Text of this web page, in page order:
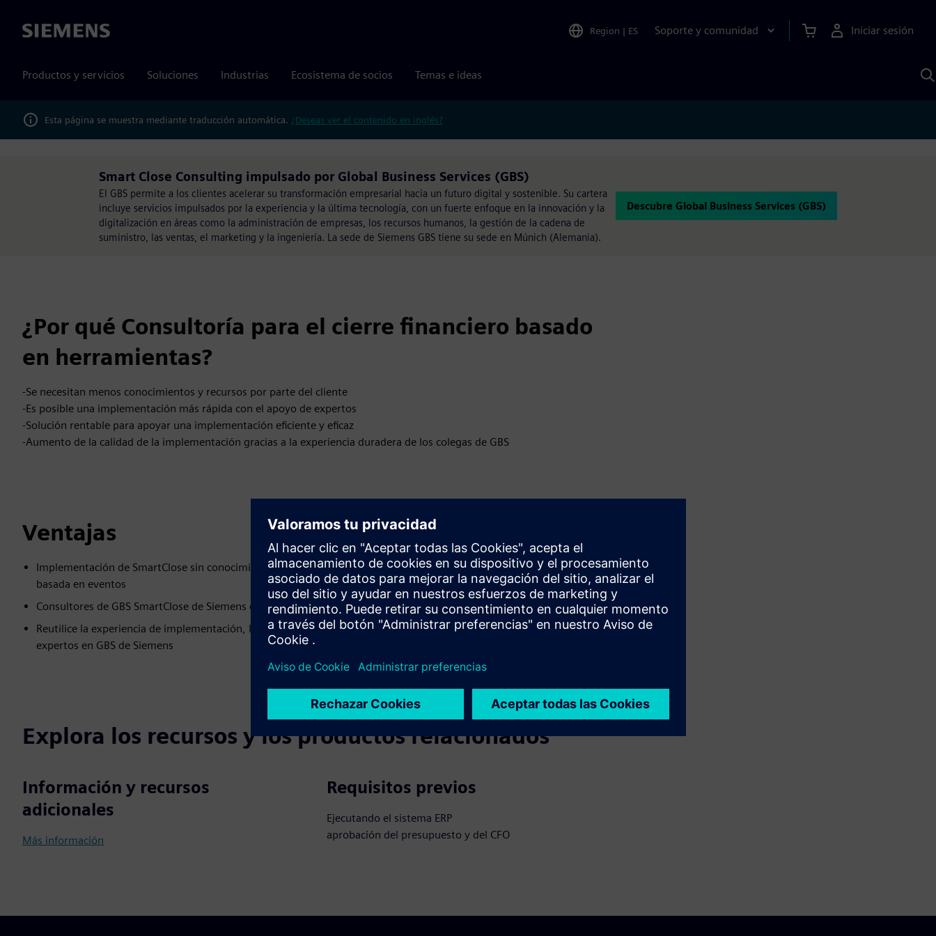
Siemens Region | ES Soporte y comunidad Iniciar sesión
Productos y servicios Soluciones Industrias Ecosistema de socios Temas e ideas
Esta página se muestra mediante traducción automática. ¿Deseas ver el contenido en inglés?
Smart Close Consulting impulsado por Global Business Services (GBS)
El GBS permite a los clientes acelerar su transformación empresarial hacia un futuro digital y sostenible. Su cartera
incluye servicios impulsados por la experiencia y la última tecnología, con un fuerte enfoque en la innovación y la
digitalización en áreas como la administración de empresas, los recursos humanos, la gestión de la cadena de
suministro, las ventas, el marketing y la ingeniería. La sede de Siemens GBS tiene su sede en Múnich (Alemania).
Descubre Global Business Services (GBS)
¿Por qué Consultoría para el cierre financiero basado
en herramientas?
-Se necesitan menos conocimientos y recursos por parte del cliente
-Es posible una implementación más rápida con el apoyo de expertos
-Solución rentable para apoyar una implementación eficiente y eficaz
-Aumento de la calidad de la implementación gracias a la experiencia duradera de los colegas de GBS
Ventajas
Implementación de SmartClose sin conocimientos internos sobre cómo implementar una herramienta de cierre
basada en eventos
Consultores de GBS SmartClose de Siemens con experiencia en varios países y sistemas ERP (R3+ S4Hana)
Reutilice la experiencia de implementación, la documentación existente y las ofertas de formación disponibles de los
expertos en GBS de Siemens
Explora los recursos y los productos relacionados
Información y recursos
adicionales
Más información
Requisitos previos
Ejecutando el sistema ERP
aprobación del presupuesto y del CFO